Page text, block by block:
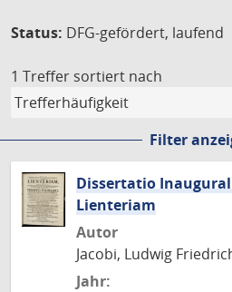
Status: DFG-gefördert, laufend
1 Treffer sortiert nach
Filter
Dissertatio
Lienteriam
Autor
Jacobi, Ludwig
Jahr: